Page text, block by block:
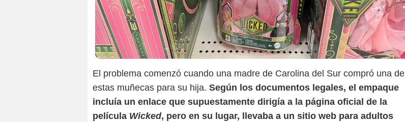
El problema comenzó cuando una madre de Carolina del Sur compró una de
estas muñecas para su hija. Según los documentos legales, el empaque
incluía un enlace que supuestamente dirigía a la página oficial de la
película Wicked, pero en su lugar, llevaba a un sitio web para adultos